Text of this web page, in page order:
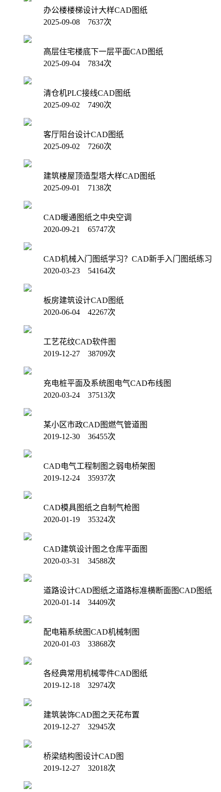
办公楼楼梯设计大样CAD图纸
2025-09-08 7637次
高层住宅楼底下一层平面CAD图纸
2025-09-04 7834次
清仓机PLC接线CAD图纸
2025-09-02 7490次
客厅阳台设计CAD图纸
2025-09-02 7260次
建筑楼屋顶造型塔大样CAD图纸
2025-09-01 7138次
CAD暖通图纸之中央空调
2020-09-21 65747次
CAD机械入门图纸学习？CAD新手入门图纸练习
2020-03-23 54164次
板房建筑设计CAD图纸
2020-06-04 42267次
工艺花纹CAD软件图
2019-12-27 38709次
充电桩平面及系统图电气CAD布线图
2020-03-24 37513次
某小区市政CAD图燃气管道图
2019-12-30 36455次
CAD电气工程制图之弱电桥架图
2019-12-24 35937次
CAD模具图纸之自制气枪图
2020-01-19 35324次
CAD建筑设计图之仓库平面图
2020-03-31 34588次
道路设计CAD图纸之道路标准横断面图CAD图纸
2020-01-14 34409次
配电箱系统图CAD机械制图
2020-01-03 33868次
各经典常用机械零件CAD图纸
2019-12-18 32974次
建筑装饰CAD图之天花布置
2019-12-27 32945次
桥梁结构图设计CAD图
2019-12-27 32018次